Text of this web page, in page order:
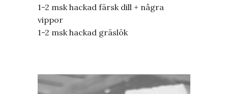
1-2 msk hackad färsk dill + några
vippor
1-2 msk hackad gräslök